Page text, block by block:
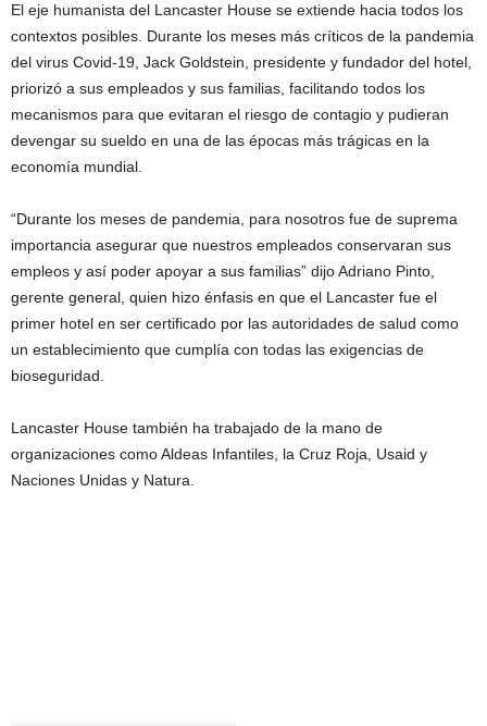
El eje humanista del Lancaster House se extiende hacia todos los
contextos posibles. Durante los meses más críticos de la pandemia
del virus Covid-19, Jack Goldstein, presidente y fundador del hotel,
priorizó a sus empleados y sus familias, facilitando todos los
mecanismos para que evitaran el riesgo de contagio y pudieran
devengar su sueldo en una de las épocas más trágicas en la
economía mundial.
“Durante los meses de pandemia, para nosotros fue de suprema
importancia asegurar que nuestros empleados conservaran sus
empleos y así poder apoyar a sus familias” dijo Adriano Pinto,
gerente general, quien hizo énfasis en que el Lancaster fue el
primer hotel en ser certificado por las autoridades de salud como
un establecimiento que cumplía con todas las exigencias de
bioseguridad.
Lancaster House también ha trabajado de la mano de
organizaciones como Aldeas Infantiles, la Cruz Roja, Usaid y
Naciones Unidas y Natura.